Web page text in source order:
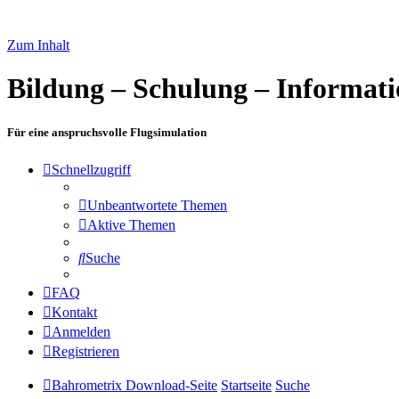
Zum Inhalt
Bildung – Schulung –
Für eine anspruchsvolle Flugsimulation
Schnellzugriff
Unbeantwortete Themen
Aktive Themen
Suche
FAQ
Kontakt
Anmelden
Registrieren
Bahrometrix Download-Seite Startseite Suche